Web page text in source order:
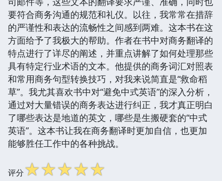
要符合商务沟通的规范和礼仪。以往，我常常在措辞
的严谨性和表达的流畅性之间感到两难。这本书在这
方面给予了我极大的帮助。作者在书中对商务翻译的
特点进行了详尽的阐述，并重点讲解了如何处理那些
具有特定行业术语的文本。他提供的商务词汇对照表
和常用商务句型转换技巧，对我来说简直是“救命稻
草”。我尤其喜欢书中对“避免中式英语”的深入分析，
通过对大量错误的商务表达进行纠正，我才真正明白
了哪些表达是地道的英文，哪些是生搬硬套的“中式
英语”。这本书让我在商务翻译时更加自信，也更加
能够胜任工作中的各种挑战。
评分☆☆☆☆☆